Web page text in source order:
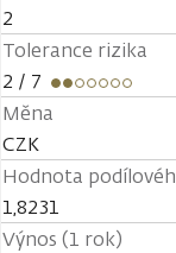
2
Tolerance rizika
2 / 7
Měna
CZK
Hodnota
1,8231
Výnos (1 rok)